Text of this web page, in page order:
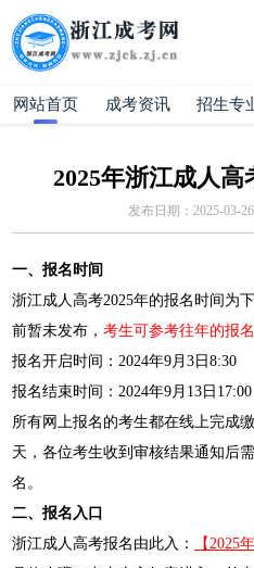
网站首页 成考资讯 招生专
2025年浙江成人
发布日期：2025-03-
一、报名时间
浙江成人高考2025年的报名时间为
前暂未发布， 考生可参考往年的报
报名开启时间：2024年9月3日8:30
报名结束时间：2024年9月13日17:00
所有网上报名的考生都在线上完成
天，各位考生收到审核结果通知后
名。
二、报名入口
浙江成人高考报名由此入：
【2025